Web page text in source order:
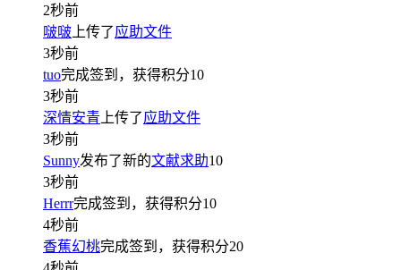
2秒前
啵啵 上传了应助文件
3秒前
tuo完成签到，获得积分10
3秒前
深情安青 上传了应助文件
3秒前
Sunny发布了新的文献求助10
3秒前
Herrr完成签到，获得积分10
4秒前
香蕉幻桃完成签到，获得积分20